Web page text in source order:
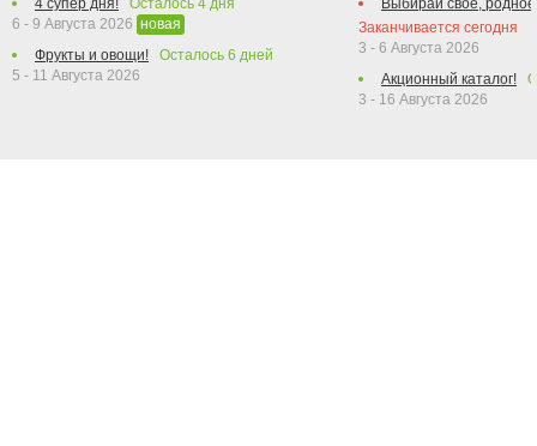
6 - 9 Августа 2026 новая
Фрукты и овощи!
Осталось 6 дней
5 - 11 Августа 2026
Заканчивается сегодня
3 - 6 Августа 2026
Акционный каталог!
3 - 16 Августа 2026